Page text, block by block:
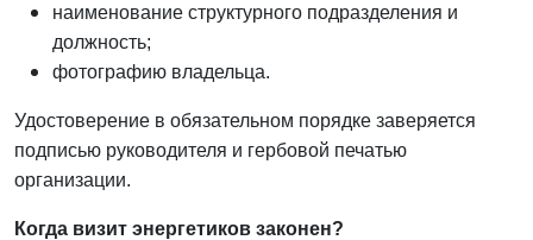
наименование структурного подразделения и
должность;
фотографию владельца.
Удостоверение в обязательном порядке заверяется
подписью руководителя и гербовой печатью
организации.
Когда визит энергетиков законен?